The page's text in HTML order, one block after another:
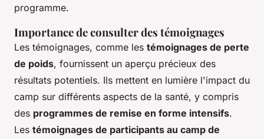
programme.
Importance de consulter des témoignages
Les témoignages, comme les témoignages de perte
de poids, fournissent un aperçu précieux des
résultats potentiels. Ils mettent en lumière l'impact du
camp sur différents aspects de la santé, y compris
des programmes de remise en forme intensifs.
Les témoignages de participants au camp de